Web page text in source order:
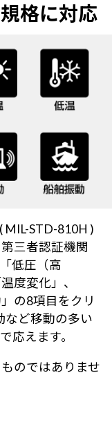
格に対応
MIL-STD-810H )
三者認証機関
低圧（高
度変化」、
の8項目をクリ
など移動の多い
応えます。
のではありませ